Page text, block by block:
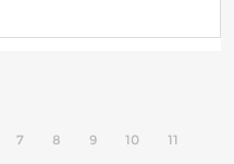
7 8 9 10 11